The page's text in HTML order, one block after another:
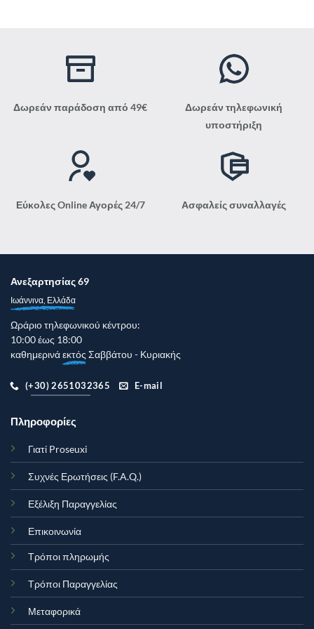
σελίδα
Δωρεάν παράδοση από 49€
Δωρεάν τηλεφωνική
υποστήριξη
Εύκολες Online Αγορές 24/7 Ασφαλείς συναλλαγές
Ανεξαρτησίας 69
Ιωάννινα, Ελλάδα
Ωράριο τηλεφωνικού κέντρου:
10:00 έως 18:00
καθημερινάεκτός Σαββάτου - Κυριακής
(+30) 2651032365 E-mail
Πληροφορίες
Γιατί Proseuxi
Συχνές Ερωτήσεις (F.A.Q.)
Εξέλιξη Παραγγελίας
Επικοινωνία
Τρόποι πληρωμής
Τρόποι Παραγγελίας
Μεταφορικά